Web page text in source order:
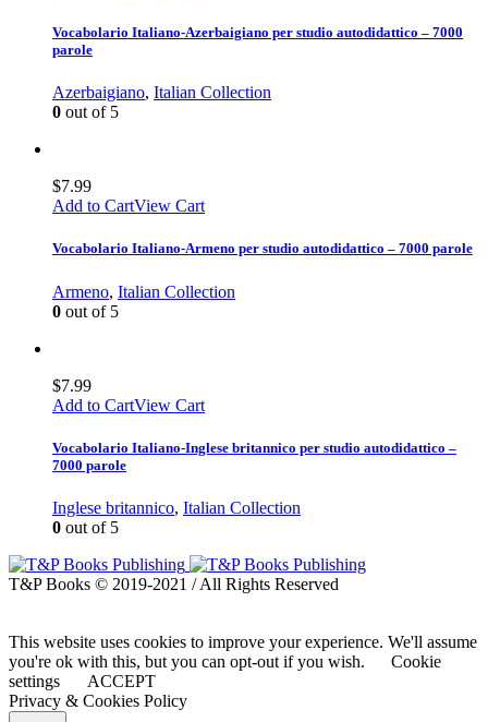
Vocabolario Italiano-Azerbaigiano per studio autodidattico – 7000
parole
Azerbaigiano, Italian Collection
0 out of 5
$7.99
Add to CartView Cart
Vocabolario Italiano-Armeno per studio autodidattico – 7000 parole
Armeno, Italian Collection
0 out of 5
$7.99
Add to CartView Cart
Vocabolario Italiano-Inglese britannico per studio autodidattico –
7000 parole
Inglese britannico, Italian Collection
0 out of 5
T&P Books © 2019-2021 / All Rights Reserved
This website uses cookies to improve your experience. We'll assume
you're ok with this, but you can opt-out if you wish.
Cookie
settings
ACCEPT
Privacy & Cookies Policy